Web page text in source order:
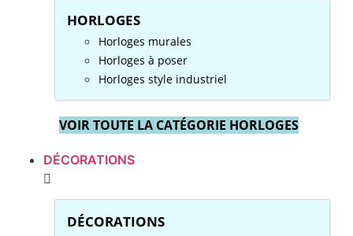
HORLOGES
Horloges murales
Horloges à poser
Horloges style industriel
VOIR TOUTE LA CATÉGORIE HORLOGES
DÉCORATIONS
DÉCORATIONS